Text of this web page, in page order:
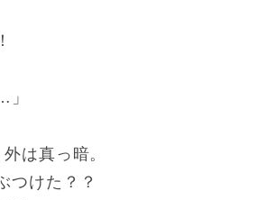
は真っ暗。
つけた？？